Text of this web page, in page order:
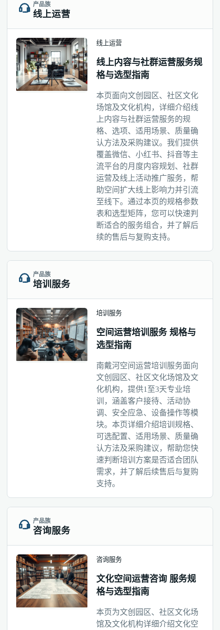
产品族
线上运营
线上运营
线上内容与社群运营服务规
格与选型指南
本页面向文创园区、社区文化
场馆及文化机构，详细介绍线
上内容与社群运营服务的规
格、选项、适用场景、质量确
认方法及采购建议。我们提供
覆盖微信、小红书、抖音等主
流平台的月度内容规划、社群
运营及线上活动推广服务，帮
助空间扩大线上影响力并引流
至线下。通过本页的规格参数
表和选型矩阵，您可以快速判
断适合的服务组合，并了解后
续的售后与复购支持。
产品族
培训服务
培训服务
空间运营培训服务 规格与
选型指南
南戴河空间运营培训服务面向
文创园区、社区文化场馆及文
化机构，提供1至3天专业培
训，涵盖客户接待、活动协
调、安全应急、设备操作等模
块。本页详细介绍培训规格、
可选配置、适用场景、质量确
认方法及采购建议，帮助您快
速判断培训方案是否适合团队
需求，并了解后续售后与复购
支持。
产品族
咨询服务
咨询服务
文化空间运营咨询 服务规
格与选型指南
本页为文创园区、社区文化场
馆及文化机构详细介绍文化空